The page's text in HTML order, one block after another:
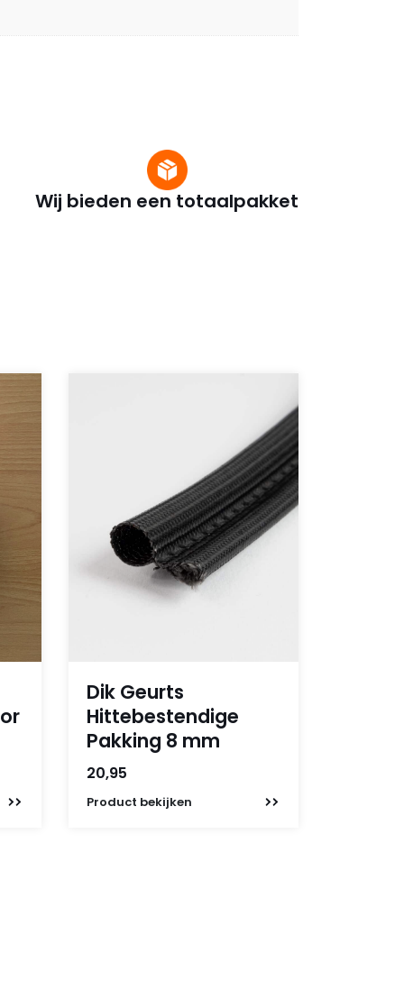
Wij bieden een totaalpakket
Dik Geurts
Hittebestendige
Pakking 8 mm
20,95
Product bekijken